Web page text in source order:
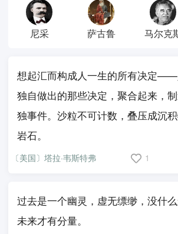
尼采 萨古鲁 马尔克
想起汇而构成人一生的所有决定
独自做出的那些决定，聚合起来，
独事件。沙粒不可计数，叠压成沉
岩石。
〔美国〕塔拉·韦斯特弗 1
过去是一个幽灵，虚无缥缈，没什
未来才有分量。